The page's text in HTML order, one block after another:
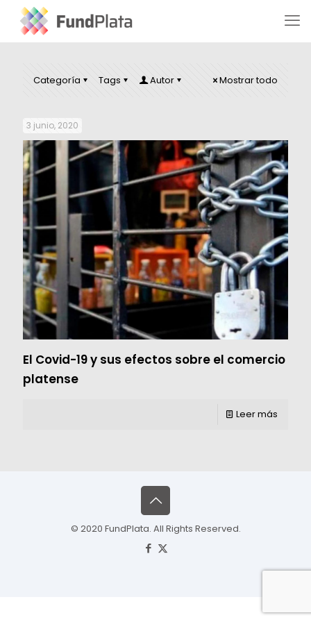
Categoría Tags Autor Mostrar todo
3 junio, 2020
El Covid-19 y sus efectos sobre el comercio
platense
Leer más
© 2020 FundPlata. All Rights Reserved.